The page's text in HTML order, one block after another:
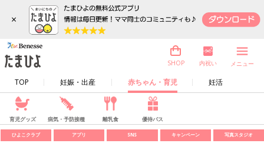
×
TOP 妊娠・出産 赤ちゃん・育児 妊活
SHOP 内祝い メニュー
育児グッズ 病気・予防接種 離乳食 優待パス
ひよこクラブ アプリ SNS キャンペーン 写真スタジオ